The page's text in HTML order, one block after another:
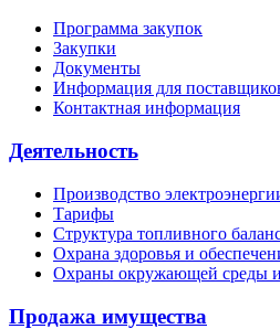
Программа закупок
Закупки
Документы
Информация для
Контактная информация
Деятельность
Производство
Тарифы
Структура топливного
Охрана здоровья и
Охраны окружающей среды и
Продажа имущества